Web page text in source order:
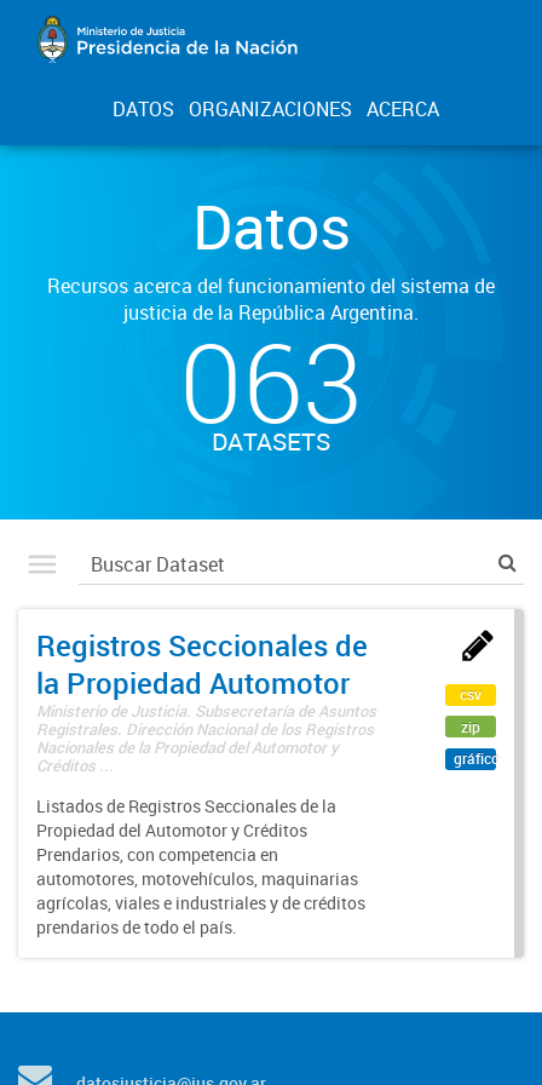
DATOS ORGANIZACIONES ACERCA
Datos
Recursos acerca del funcionamiento del sistema de
justicia de la República Argentina.
063
DATASETS
Registros Seccionales de
la Propiedad Automotor
Ministerio de Justicia. Subsecretaría de Asuntos
Registrales. Dirección Nacional de los Registros
Nacionales de la Propiedad del Automotor y
Créditos ...
Listados de Registros Seccionales de la
Propiedad del Automotor y Créditos
Prendarios, con competencia en
automotores, motovehículos, maquinarias
agrícolas, viales e industriales y de créditos
prendarios de todo el país.
csv
zip
gráfico